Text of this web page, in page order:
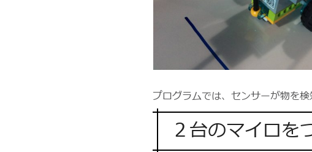
プログラムでは、センサーが物を
２台のマイロを